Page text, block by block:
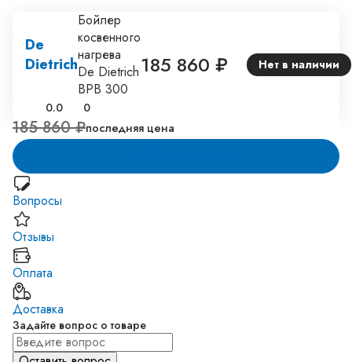
De
Dietrich
Бойлер
косвенного
нагрева
De Dietrich
BPB 300
0.0 0
185 860 ₽ Нет в наличии
185 860 ₽последняя цена
Вопросы
Отзывы
Оплата
Доставка
Задайте вопрос о товаре